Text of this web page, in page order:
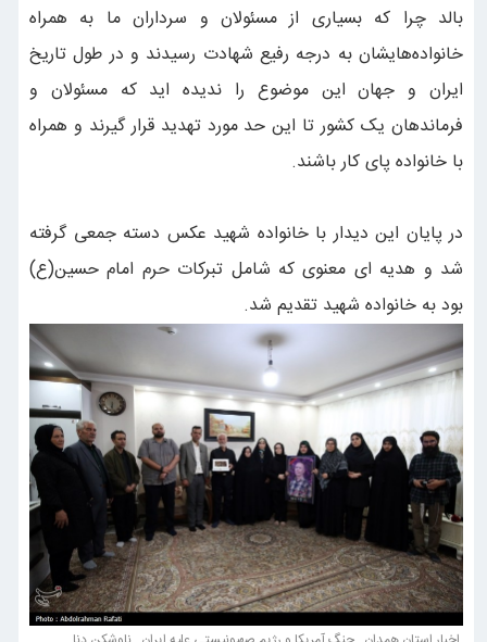
بالد چرا که بسیاری از مسئولان و سرداران ما به همراه
خانواده‌هایشان به درجه رفیع شهادت رسیدند و در طول تاریخ
ایران و جهان این موضوع را ندیده اید که مسئولان و
فرماندهان یک کشور تا این حد مورد تهدید قرار گیرند و همراه
با خانواده پای کار باشند.
در پایان این دیدار با خانواده شهید عکس دسته جمعی گرفته
شد و هدیه ای معنوی که شامل تبرکات حرم امام حسین(ع)
بود به خانواده شهید تقدیم شد.